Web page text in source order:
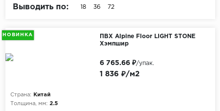
Фаска
Пороги
Подложка под паркет и ламинат
Выводить по: 18 36 72
НОВИНКА
ПВХ Alpine Floor LIGHT STONE
Хэмпшир
Страна:
Китай
Толщина, мм: 2.5
1 836 ₽/м2
6 765.66 ₽/упак.